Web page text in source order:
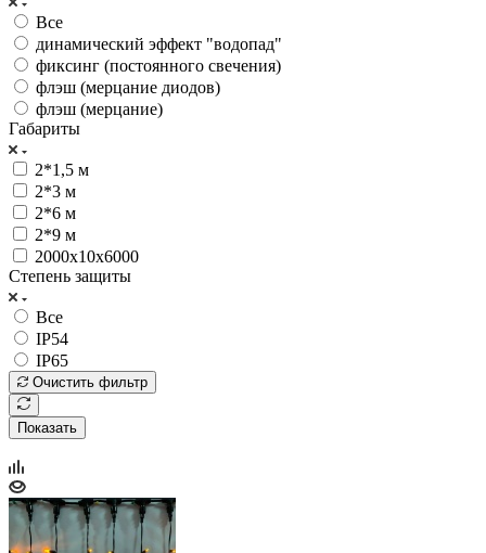
Все
динамический эффект "водопад"
фиксинг (постоянного свечения)
флэш (мерцание диодов)
флэш (мерцание)
Габариты
2*1,5 м
2*3 м
2*6 м
2*9 м
2000x10x6000
Степень защиты
Все
IP54
IP65
Очистить фильтр
Показать